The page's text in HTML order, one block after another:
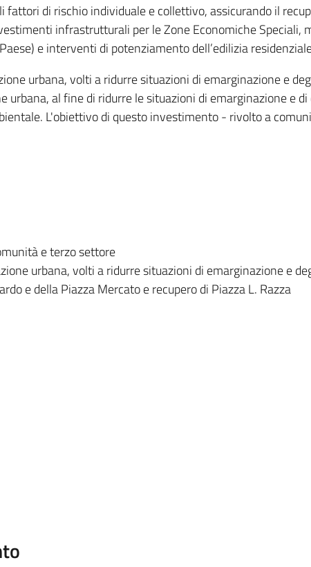
fattori di rischio individuale e collettivo, assicurando il
infrastrutturali per le Zone Economiche Speciali,
e interventi di potenziamento dell’edilizia
urbana, volti a ridurre situazioni di emarginazione e
al fine di ridurre le situazioni di emarginazione e
L'obiettivo di questo investimento - rivolto a
e terzo settore
urbana, volti a ridurre situazioni di emarginazione e
e della Piazza Mercato e recupero di Piazza L. Razza